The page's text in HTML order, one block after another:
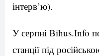
інтерв’ю).
У серпні Bihus.Info
станції під